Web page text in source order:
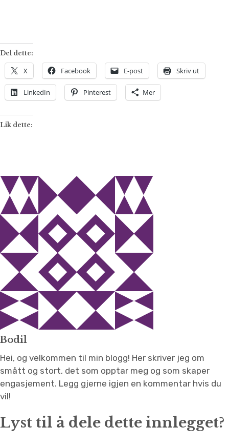
Del dette:
X Facebook E-post Skriv ut
LinkedIn Pinterest Mer
Lik dette:
Bodil
Hei, og velkommen til min blogg! Her skriver jeg om
smått og stort, det som opptar meg og som skaper
engasjement. Legg gjerne igjen en kommentar hvis du
vil!
Lyst til å dele dette innlegget?